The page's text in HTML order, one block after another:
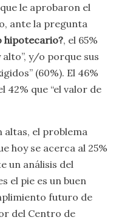
le aprobaron el
ante la pregunta
hipotecario?, el 65%
alto”, y/o porque sus
(60%). El 46%
42% que “el valor de
altas, el problema
hoy se acerca al 25%
un análisis del
el pie es un buen
futuro de
del Centro de